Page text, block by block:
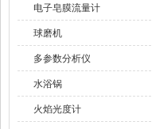
电子皂膜流量计
球磨机
多参数分析仪
水浴锅
火焰光度计